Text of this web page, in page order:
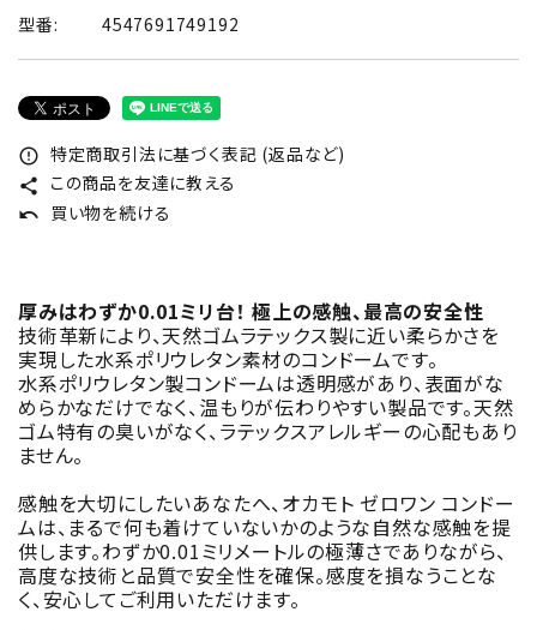
型番: 4547691749192
error_outline 特定商取引法に基づく表記 (返品など)
share この商品を友達に教える
undo 買い物を続ける
厚みはわずか0.01ミリ台！ 極上の感触、最高の安全性
技術革新により、天然ゴムラテックス製に近い柔らかさを
実現した水系ポリウレタン素材のコンドームです。
水系ポリウレタン製コンドームは透明感があり、表面がな
めらかなだけでなく、温もりが伝わりやすい製品です。天然
ゴム特有の臭いがなく、ラテックスアレルギーの心配もあり
ません。
感触を大切にしたいあなたへ、オカモト ゼロワン コンドー
ムは、まるで何も着けていないかのような自然な感触を提
供します。わずか0.01ミリメートルの極薄さでありながら、
高度な技術と品質で安全性を確保。感度を損なうことな
く、安心してご利用いただけます。